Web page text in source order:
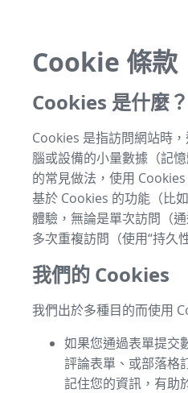
Cookie 條款
Cookies 是什麼？
Cookies 是指訪問網站時
腦或設備的小量數據（記
的常見做法，使用
基於 Cookies 的功能（比
體驗，無論是單次訪問（
多次重複訪問（使用“持久
我們的 Cookies
我們出於多種目的而使用
如果您通過表單提交
評論表單、或部落格
記住您的資訊，有助